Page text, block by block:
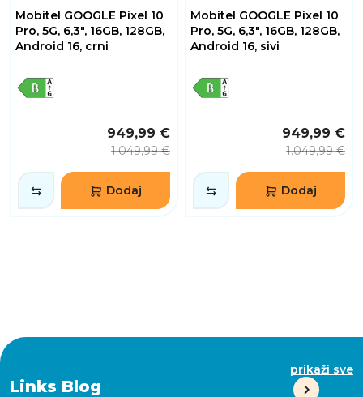
Mobitel GOOGLE Pixel 10
Pro, 5G, 6,3", 16GB, 128GB,
Android 16, crni
949,99 €
1.049,99 €
Dodaj
Mobitel GOOGLE Pixel 10
Pro, 5G, 6,3", 16GB, 128GB,
Android 16, sivi
949,99 €
1.049,99 €
Dodaj
Links Blog
prikaži sve